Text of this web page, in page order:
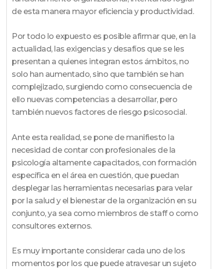
de esta manera mayor eficiencia y productividad.
Por todo lo expuesto es posible afirmar que, en la
actualidad, las exigencias y desafíos que se les
presentan a quienes integran estos ámbitos, no
solo han aumentado, sino que también se han
complejizado, surgiendo como consecuencia de
ello nuevas competencias a desarrollar, pero
también nuevos factores de riesgo psicosocial.
Ante esta realidad, se pone de manifiesto la
necesidad de contar con profesionales de la
psicología altamente capacitados, con formación
específica en el área en cuestión, que puedan
desplegar las herramientas necesarias para velar
por la salud y el bienestar de la organización en su
conjunto, ya sea como miembros de staff o como
consultores externos.
Es muy importante considerar cada uno de los
momentos por los que puede atravesar un sujeto